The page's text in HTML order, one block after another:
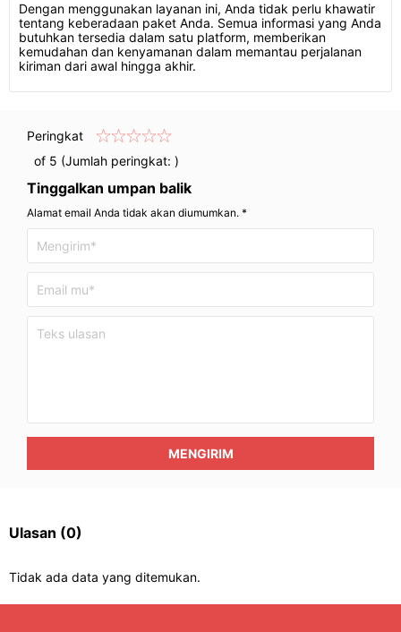
Dengan menggunakan layanan ini, Anda tidak perlu khawatir
tentang keberadaan paket Anda. Semua informasi yang Anda
butuhkan tersedia dalam satu platform, memberikan
kemudahan dan kenyamanan dalam memantau perjalanan
kiriman dari awal hingga akhir.
Peringkat
of 5 (Jumlah peringkat: )
Tinggalkan umpan balik
Alamat email Anda tidak akan diumumkan. *
MENGIRIM
Ulasan (0)
Tidak ada data yang ditemukan.